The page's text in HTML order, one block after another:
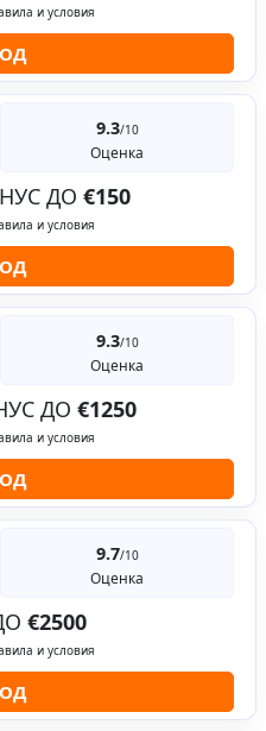
и условия
9.3/10
Оценка
ДО €150
и условия
9.3/10
Оценка
ДО €1250
и условия
9.7/10
Оценка
€2500
и условия